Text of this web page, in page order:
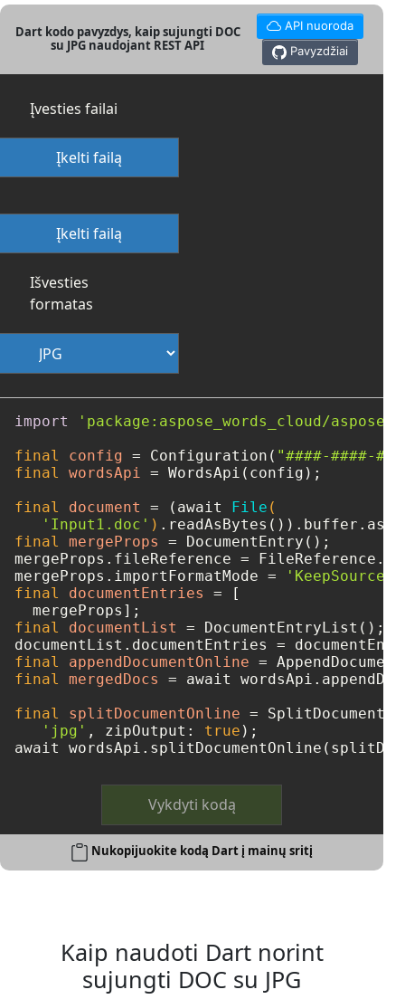
Dart kodo pavyzdys, kaip sujungti DOC
su JPG naudojant REST API
API nuoroda
Pavyzdžiai
Įvesties failai
Įkelti failą
Įkelti failą
Išvesties
formatas
import
'package:aspose_words_cloud/
final
config = Configuration( "####-####-
final
wordsApi = WordsApi(config);
final
document = (await File (
'Input1.doc' )
final
mergeProps = DocumentEntry();
mergeProps.fileReference =
mergeProps.importFormatMode =
final
documentEntries = [
final
documentList = DocumentEntryList();
final
appendDocumentOnline =
final
mergedDocs = await
final
splitDocumentOnline =
'jpg' , zipOutput: true );
Vykdyti kodą
Nukopijuokite kodą Dart į mainų sritį
Kaip naudoti Dart norint
sujungti DOC su JPG